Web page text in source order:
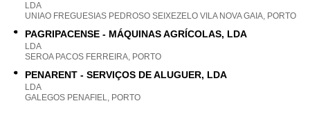
LDA
UNIAO FREGUESIAS PEDROSO SEIXEZELO VILA NOVA GAIA, PORTO
PAGRIPACENSE - MÁQUINAS AGRÍCOLAS, LDA
LDA
SEROA PACOS FERREIRA, PORTO
PENARENT - SERVIÇOS DE ALUGUER, LDA
LDA
GALEGOS PENAFIEL, PORTO